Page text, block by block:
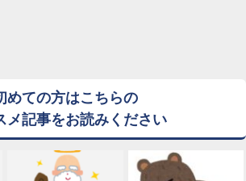
めての方はこちらの
メ記事をお読みください